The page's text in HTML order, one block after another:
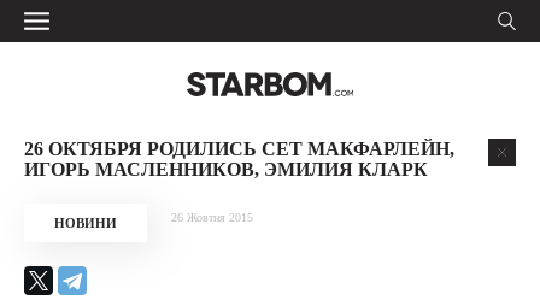
26 ОКТЯБРЯ РОДИЛИСЬ СЕТ МАКФАРЛЕЙН,
ИГОРЬ МАСЛЕННИКОВ, ЭМИЛИЯ КЛАРК
НОВИНИ 26 Жовтня 2015